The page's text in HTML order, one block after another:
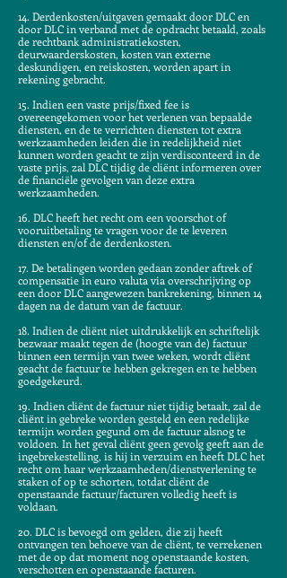
14. Derdenkosten/uitgaven gemaakt door DLC en
door DLC in verband met de opdracht betaald, zoals
de rechtbank administratiekosten,
deurwaarderskosten, kosten van externe
deskundigen, en reiskosten, worden apart in
rekening gebracht.
15. Indien een vaste prijs/fixed fee is
overeengekomen voor het verlenen van bepaalde
diensten, en de te verrichten diensten tot extra
werkzaamheden leiden die in redelijkheid niet
kunnen worden geacht te zijn verdisconteerd in de
vaste prijs, zal DLC tijdig de cliënt informeren over
de financiële gevolgen van deze extra
werkzaamheden.
16. DLC heeft het recht om een voorschot of
vooruitbetaling te vragen voor de te leveren
diensten en/of de derdenkosten.
17. De betalingen worden gedaan zonder aftrek of
compensatie in euro valuta via overschrijving op
een door DLC aangewezen bankrekening, binnen 14
dagen na de datum van de factuur.
18. Indien de cliënt niet uitdrukkelijk en schriftelijk
bezwaar maakt tegen de (hoogte van de) factuur
binnen een termijn van twee weken, wordt cliënt
geacht de factuur te hebben gekregen en te hebben
goedgekeurd.
19. Indien cliënt de factuur niet tijdig betaalt, zal de
cliënt in gebreke worden gesteld en een redelijke
termijn worden gegund om de factuur alsnog te
voldoen. In het geval cliënt geen gevolg geeft aan de
ingebrekestelling, is hij in verzuim en heeft DLC het
recht om haar werkzaamheden/dienstverlening te
staken of op te schorten, totdat cliënt de
openstaande factuur/facturen volledig heeft is
voldaan.
20. DLC is bevoegd om gelden, die zij heeft
ontvangen ten behoeve van de cliënt, te verrekenen
met de op dat moment nog openstaande kosten,
verschotten en openstaande facturen.